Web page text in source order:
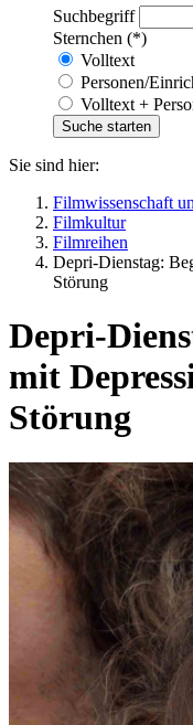
Suchbegriff
Sternchen (*)
Volltext
Personen/
Volltext +
Sie sind hier:
Filmwissenschaft
Filmkultur
Filmreihen
Depri-Dienstag:
Störung
Depri-
mit
Störung